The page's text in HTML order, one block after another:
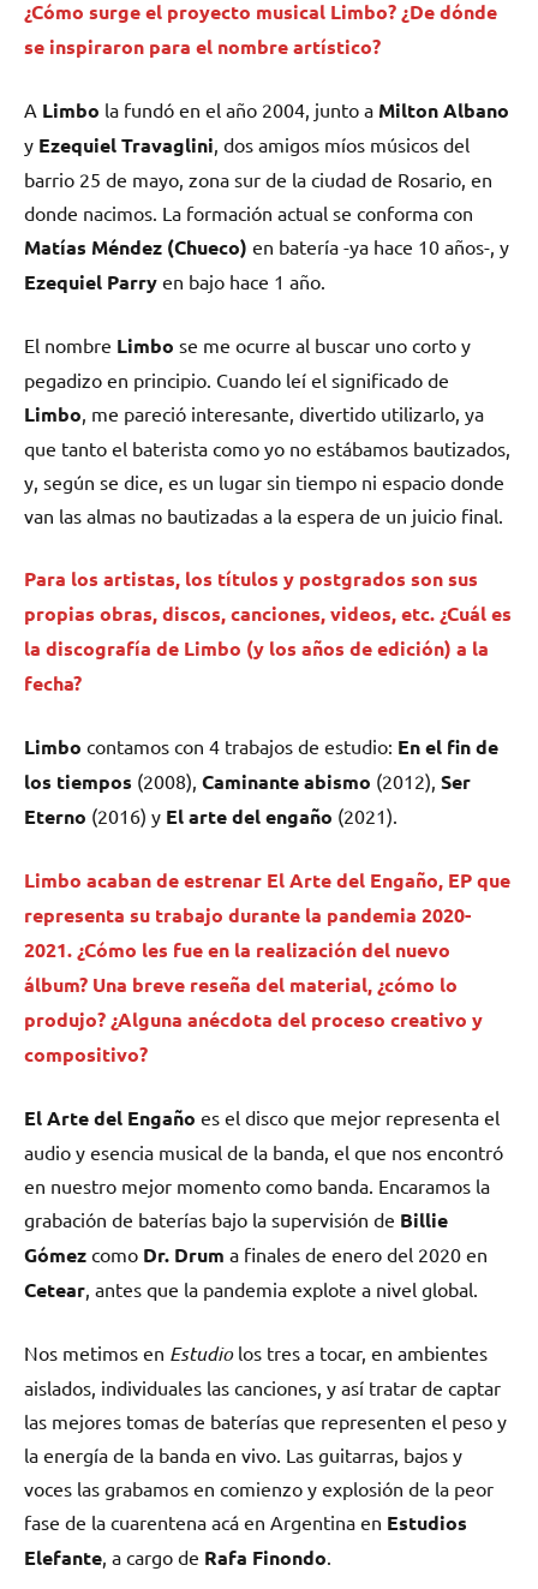
¿Cómo surge el proyecto musical Limbo? ¿De dónde
se inspiraron para el nombre artístico?
A Limbo la fundó en el año 2004, junto a Milton Albano
y Ezequiel Travaglini , dos amigos míos músicos del
barrio 25 de mayo, zona sur de la ciudad de Rosario, en
donde nacimos. La formación actual se conforma con
Matías Méndez (Chueco) en batería -ya hace 10 años-, y
Ezequiel Parry en bajo hace 1 año.
El nombre Limbo se me ocurre al buscar uno corto y
pegadizo en principio. Cuando leí el significado de
Limbo , me pareció interesante, divertido utilizarlo, ya
que tanto el baterista como yo no estábamos bautizados,
y, según se dice, es un lugar sin tiempo ni espacio donde
van las almas no bautizadas a la espera de un juicio final.
Para los artistas, los títulos y postgrados son sus
propias obras, discos, canciones, videos, etc. ¿Cuál es
la discografía de Limbo (y los años de edición) a la
fecha?
Limbo contamos con 4 trabajos de estudio: En el fin de
los tiempos (2008), Caminante abismo (2012), Ser
Eterno (2016) y El arte del engaño (2021).
Limbo acaban de estrenar El Arte del Engaño, EP que
representa su trabajo durante la pandemia 2020-
2021. ¿Cómo les fue en la realización del nuevo
álbum? Una breve reseña del material, ¿cómo lo
produjo? ¿Alguna anécdota del proceso creativo y
compositivo?
El Arte del Engaño es el disco que mejor representa el
audio y esencia musical de la banda, el que nos encontró
en nuestro mejor momento como banda. Encaramos la
grabación de baterías bajo la supervisión de Billie
Gómez como Dr. Drum a finales de enero del 2020 en
Cetear , antes que la pandemia explote a nivel global.
Nos metimos en Estudiolos tres a tocar, en ambientes
aislados, individuales las canciones, y así tratar de captar
las mejores tomas de baterías que representen el peso y
la energía de la banda en vivo. Las guitarras, bajos y
voces las grabamos en comienzo y explosión de la peor
fase de la cuarentena acá en Argentina en Estudios
Elefante , a cargo de Rafa Finondo